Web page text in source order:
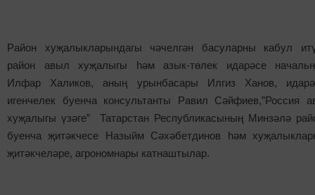
Район хуҗалыкларындагы чәчелгән басуларны кабул
район авыл хуҗалыгы һәм азык-төлек идарәсе
Илфар Халиков, аның урынбасары Илгиз Ханов,
игенчелек буенча консультанты Равил Сәйфиев,”Россия
хуҗалыгы үзәге” Татарстан Республикасының Минзәлә
буенча җитәкчесе Назыйм Сәхәбетдинов һәм
җитәкчеләре, агрономнары катнаштылар.